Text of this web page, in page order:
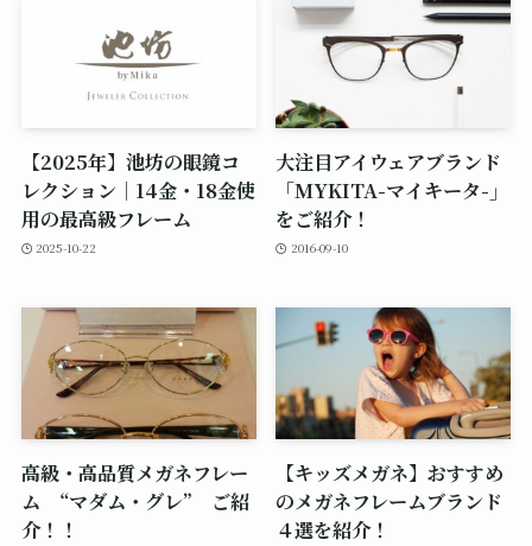
【2025年】池坊の眼鏡コ
レクション｜14金・18金使
用の最高級フレーム
2025-10-22
大注目アイウェアブランド
「MYKITA-マイキータ-」
をご紹介！
2016-09-10
高級・高品質メガネフレー
ム “マダム・グレ” ご紹
介！！
【キッズメガネ】おすすめ
のメガネフレームブランド
４選を紹介！